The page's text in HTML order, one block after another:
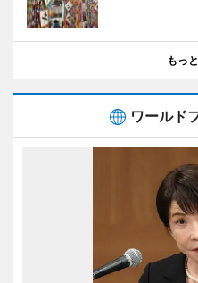
もっ
ワールド